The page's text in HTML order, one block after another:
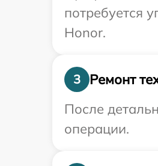
потребуется
Honor.
3
Ремонт
После
операции.